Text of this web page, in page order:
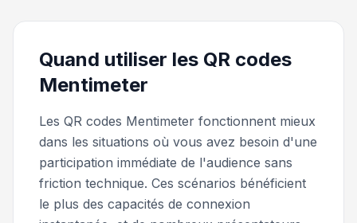
Quand utiliser les QR codes
Mentimeter
Les QR codes Mentimeter fonctionnent mieux
dans les situations où vous avez besoin d'une
participation immédiate de l'audience sans
friction technique. Ces scénarios bénéficient
le plus des capacités de connexion